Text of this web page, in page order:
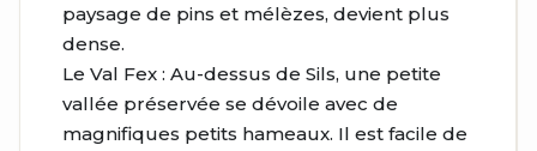
paysage de pins et mélèzes, devient plus
dense.
Le Val Fex : Au-dessus de Sils, une petite
vallée préservée se dévoile avec de
magnifiques petits hameaux. Il est facile de